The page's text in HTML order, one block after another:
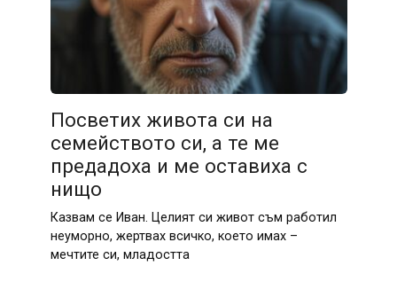
Посветих живота си на
семейството си, а те ме
предадоха и ме оставиха с
нищо
Казвам се Иван. Целият си живот съм работил
неуморно, жертвах всичко, което имах –
мечтите си, младостта